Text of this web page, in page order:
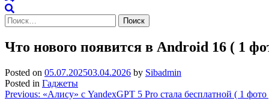
Найти:
Что нового появится в Android 16 ( 1
Posted on 05.07.202503.04.2026 by Sibadmin
Posted in Гаджеты
Навигация
Previous: «Алису» с YandexGPT 5 Pro стала бесплатной ( 1 фото